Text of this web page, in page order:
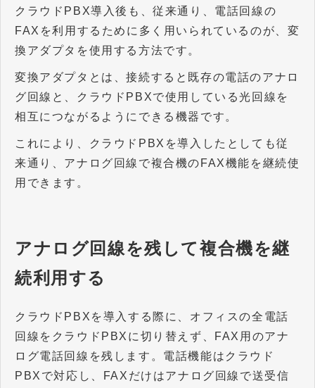
クラウドPBX導入後も、従来通り、電話回線の
FAXを利用するために多く用いられているのが、変
換アダプタを使用する方法です。
変換アダプタとは、接続すると既存の電話のアナロ
グ回線と、クラウドPBXで使用している光回線を
相互につながるようにできる機器です。
これにより、クラウドPBXを導入したとしても従
来通り、アナログ回線で複合機のFAX機能を継続使
用できます。
アナログ回線を残して複合機を継
続利用する
クラウドPBXを導入する際に、オフィスの全電話
回線をクラウドPBXに切り替えず、FAX用のアナ
ログ電話回線を残します。電話機能はクラウド
PBXで対応し、FAXだけはアナログ回線で送受信